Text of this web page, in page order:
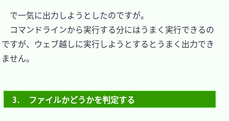
で一気に出力しようとしたのですが。
コマンドラインから実行する分にはうまく実行できるの
ですが、ウェブ越しに実行しようとするとうまく出力でき
ません。
3.　ファイルかどうかを判定する